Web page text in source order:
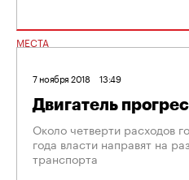
МЕСТА
7 ноября 2018 13:49
Двигатель
Около четверти расходов
года власти направят на
транспорта